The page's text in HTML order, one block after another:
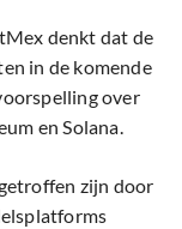
denkt dat de
in de komende
over
en Solana.
zijn door